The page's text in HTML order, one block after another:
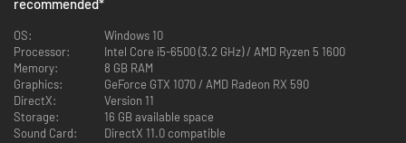
huiveringwekkende reis naar het hart van Black Hills Forest.
OS:
Windows 10
Processor:
Intel Core i5-6500 (3.2 GHz) / AMD Ryzen 5 1600
Memory:
8 GB RAM
Graphics:
GeForce GTX 1070 / AMD Radeon RX 590
DirectX:
Version 11
Storage:
16 GB available space
Sound Card:
DirectX 11.0 compatible